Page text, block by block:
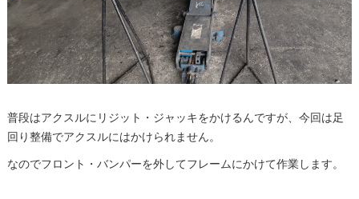
普段はアクスルにリジット・ジャッキをかけるんですが、今回は足
回り整備でアクスルにはかけられません。
なのでフロント・バンパーを外してフレームにかけて作業します。